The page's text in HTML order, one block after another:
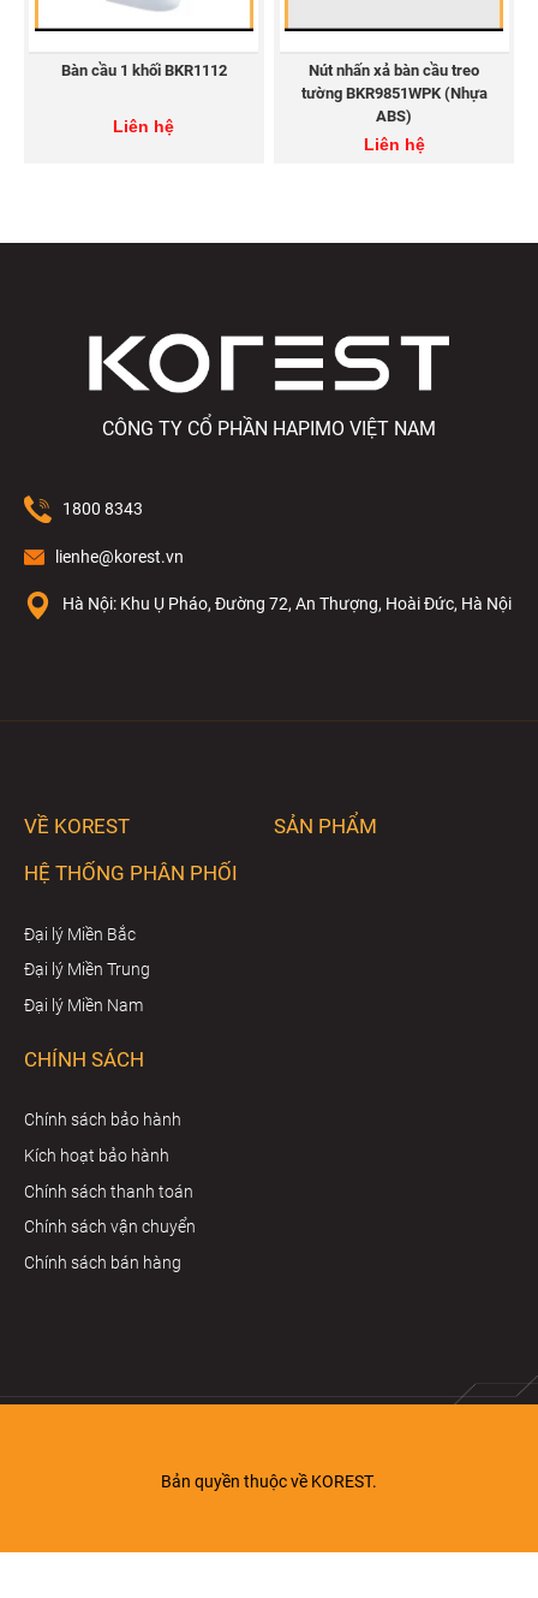
Chậu rửa lavabo treo tường CKR6688VC
Bàn cầu 1 khối BKR1112
Liên hệ
Nút nhấn xả bàn cầu treo
tường BKR9851WPK (Nhựa
ABS)
Liên hệ
CÔNG TY CỔ PHẦN HAPIMO VIỆT NAM
1800 8343
lienhe@korest.vn
Hà Nội: Khu Ụ Pháo, Đường 72, An Thượng, Hoài Đức, Hà Nội
VỀ KOREST
SẢN PHẨM
HỆ THỐNG PHÂN PHỐI
Đại lý Miền Bắc
Đại lý Miền Trung
Đại lý Miền Nam
CHÍNH SÁCH
Chính sách bảo hành
Kích hoạt bảo hành
Chính sách thanh toán
Chính sách vận chuyển
Chính sách bán hàng
Bản quyền thuộc về KOREST.